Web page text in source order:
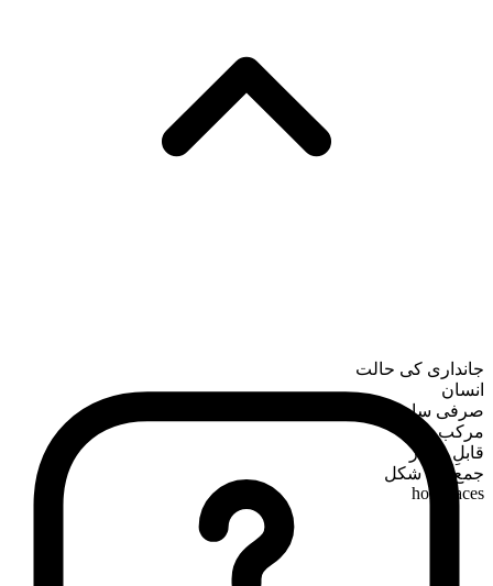
جانداری کی حالت
انسان
صرفی ساخت
مرکب
قابلِ شمار
جمع کی شکل
horsefaces